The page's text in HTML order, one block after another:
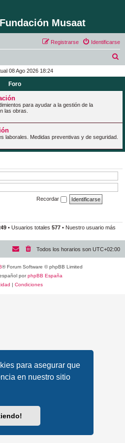
para asegurar que
en nuestro sitio
Musaat
Identificarse
Registrarse
c
08 Ago 2026 18:24
Foro
para ayudar a la gestión de la
las obras.
laborales. Medidas preventivas y de seguridad.
Recordar
• Usuarios totales 577 • Nuestro usuario más
Todos los horarios son UTC+02:00
® Forum Software © phpBB Limited
porphpBB España
| Condiciones